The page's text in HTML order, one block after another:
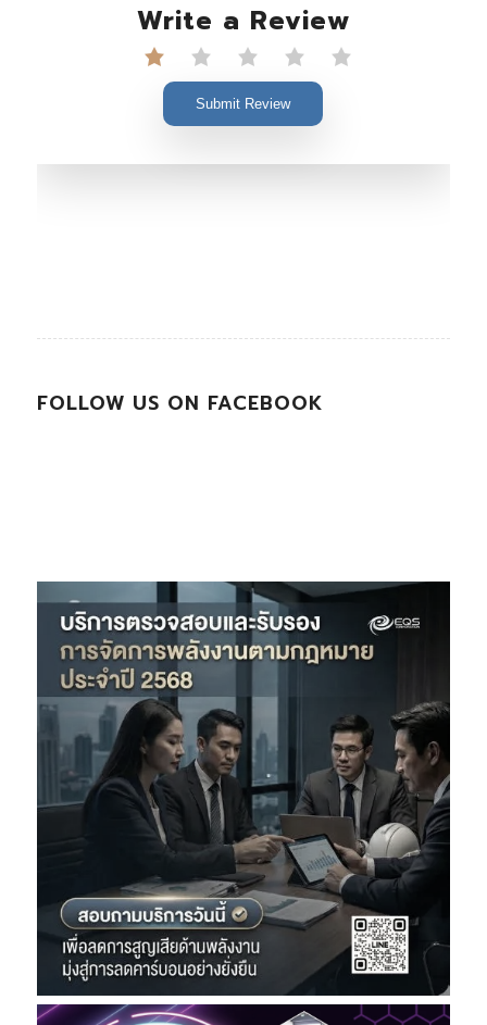
Write a Review
Submit Review
FOLLOW US ON FACEBOOK